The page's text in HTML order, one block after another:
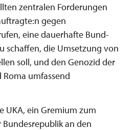
zentralen Forderungen
gegen
eine dauerhafte Bund-
schaffen, die Umsetzung von
soll, und den Genozid der
umfassend
UKA, ein Gremium zum
an den